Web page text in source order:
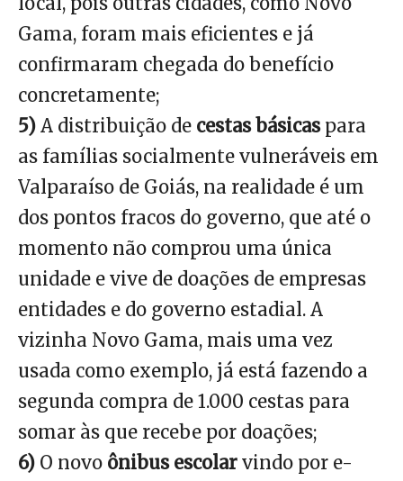
Gama, foram mais eficientes e já
confirmaram chegada do benefício
concretamente;
5) A distribuição de cestas básicaspara
as famílias socialmente vulneráveis em
Valparaíso de Goiás, na realidade é um
dos pontos fracos do governo, que até o
momento não comprou uma única
unidade e vive de doações de empresas
entidades e do governo estadial. A
vizinha Novo Gama, mais uma vez
usada como exemplo, já está fazendo a
segunda compra de 1.000 cestas para
somar às que recebe por doações;
6) O novo ônibus escolar vindo por e-